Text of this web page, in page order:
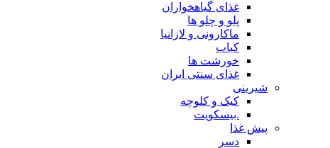
غذای گیاهخواران
پلو و چلو ها
ماکارونی و لازانیا
کباب
خورشت ها
غذای سنتی ایران
شیرینی
کیک و کلوچه
.بیسکویت
پیش غذا
دسر